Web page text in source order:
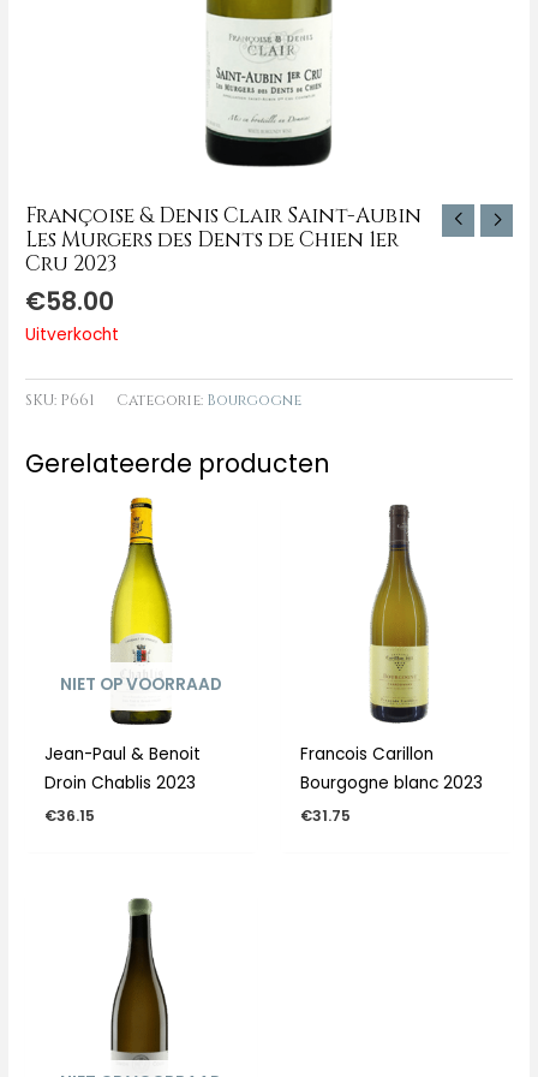
Françoise & Denis Clair Saint-Aubin
Les Murgers des Dents de Chien 1er
Cru 2023
€58.00
Uitverkocht
SKU: P661 Categorie: Bourgogne
Gerelateerde producten
NIET OP VOORRAAD
Jean-Paul & Benoit
Droin Chablis 2023
€36.15
Francois Carillon
Bourgogne blanc 2023
€31.75